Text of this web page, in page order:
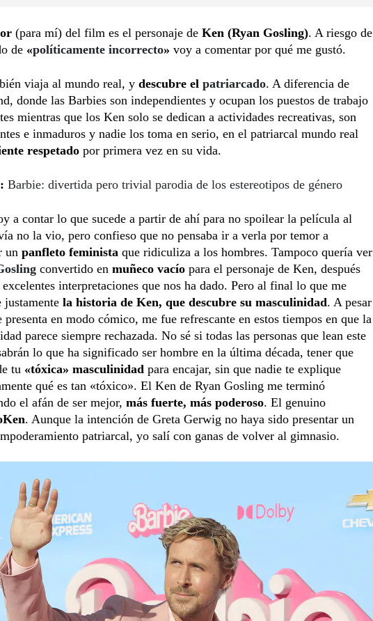
(para mí) del film es el personaje de Ken (Ryan Gosling). A riesgo de
de «políticamente incorrecto» voy a comentar por qué me gustó.
viaja al mundo real, y descubre el patriarcado. A diferencia de
donde las Barbies son independientes y ocupan los puestos de trabajo
mientras que los Ken solo se dedican a actividades recreativas, son
e inmaduros y nadie los toma en serio, en el patriarcal mundo real
respetado por primera vez en su vida.
Barbie: divertida pero trivial parodia de los estereotipos de género
a contar lo que sucede a partir de ahí para no spoilear la película al
no la vio, pero confieso que no pensaba ir a verla por temor a
un panfleto feminista que ridiculiza a los hombres. Tampoco quería ver
convertido en muñeco vacío para el personaje de Ken, después
excelentes interpretaciones que nos ha dado. Pero al final lo que me
justamente la historia de Ken, que descubre su masculinidad. A pesar
presenta en modo cómico, me fue refrescante en estos tiempos en que la
parece siempre rechazada. No sé si todas las personas que lean este
lo que ha significado ser hombre en la última década, tener que
tu «tóxica» masculinidad para encajar, sin que nadie te explique
qué es tan «tóxico». El Ken de Ryan Gosling me terminó
el afán de ser mejor, más fuerte, más poderoso. El genuino
. Aunque la intención de Greta Gerwig no haya sido presentar un
patriarcal, yo salí con ganas de volver al gimnasio.